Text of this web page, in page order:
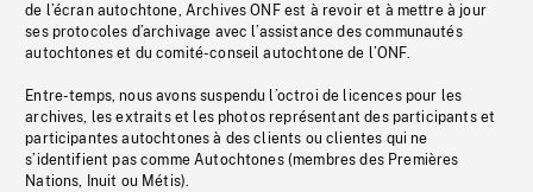
de l’écran autochtone, Archives ONF est à revoir et à mettre à jour
ses protocoles d’archivage avec l’assistance des communautés
autochtones et du comité-conseil autochtone de l’ONF.
Entre-temps, nous avons suspendu l’octroi de licences pour les
archives, les extraits et les photos représentant des participants et
participantes autochtones à des clients ou clientes qui ne
s’identifient pas comme Autochtones (membres des Premières
Nations, Inuit ou Métis).